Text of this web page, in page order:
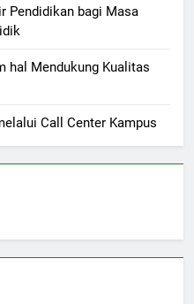
Pendidikan bagi Masa
hal Mendukung Kualitas
Call Center Kampus